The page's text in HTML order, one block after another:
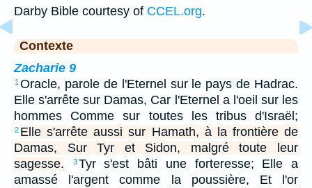
Darby Bible courtesy of CCEL.org.
Contexte
Zacharie 9
1 Oracle, parole de l'Eternel sur le pays de Hadrac.
Elle s'arrête sur Damas, Car l'Eternel a l'oeil sur les
hommes Comme sur toutes les tribus d'Israël;
2 Elle s'arrête aussi sur Hamath, à la frontière de
Damas, Sur Tyr et Sidon, malgré toute leur
sagesse.
3Tyr s'est bâti une forteresse; Elle a
amassé l'argent comme la poussière, Et l'or